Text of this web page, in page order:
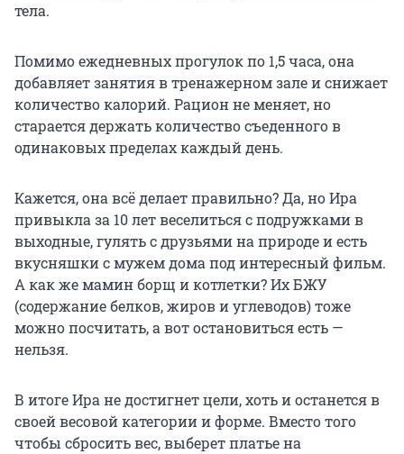
тела.
Помимо ежедневных прогулок по 1,5 часа, она
добавляет занятия в тренажерном зале и снижает
количество калорий. Рацион не меняет, но
старается держать количество съеденного в
одинаковых пределах каждый день.
Кажется, она всё делает правильно? Да, но Ира
привыкла за 10 лет веселиться с подружками в
выходные, гулять с друзьями на природе и есть
вкусняшки с мужем дома под интересный фильм.
А как же мамин борщ и котлетки? Их БЖУ
(содержание белков, жиров и углеводов) тоже
можно посчитать, а вот остановиться есть —
нельзя.
В итоге Ира не достигнет цели, хоть и останется в
своей весовой категории и форме. Вместо того
чтобы сбросить вес, выберет платье на